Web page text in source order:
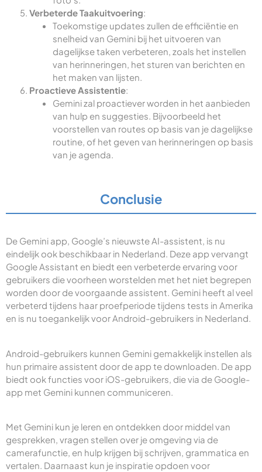
Verbeterde Taakuitvoering:
Toekomstige updates zullen de efficiëntie en
snelheid van Gemini bij het uitvoeren van
dagelijkse taken verbeteren, zoals het instellen
van herinneringen, het sturen van berichten en
het maken van lijsten.
Proactieve Assistentie:
Gemini zal proactiever worden in het aanbieden
van hulp en suggesties. Bijvoorbeeld het
voorstellen van routes op basis van je dagelijkse
routine, of het geven van herinneringen op basis
van je agenda.
Conclusie
De Gemini app, Google’s nieuwste AI-assistent, is nu
eindelijk ook beschikbaar in Nederland. Deze app vervangt
Google Assistant en biedt een verbeterde ervaring voor
gebruikers die voorheen worstelden met het niet begrepen
worden door de voorgaande assistent. Gemini heeft al veel
verbeterd tijdens haar proefperiode tijdens tests in Amerika
en is nu toegankelijk voor Android-gebruikers in Nederland.
Android-gebruikers kunnen Gemini gemakkelijk instellen als
hun primaire assistent door de app te downloaden. De app
biedt ook functies voor iOS-gebruikers, die via de Google-
app met Gemini kunnen communiceren.
Met Gemini kun je leren en ontdekken door middel van
gesprekken, vragen stellen over je omgeving via de
camerafunctie, en hulp krijgen bij schrijven, grammatica en
vertalen. Daarnaast kun je inspiratie opdoen voor